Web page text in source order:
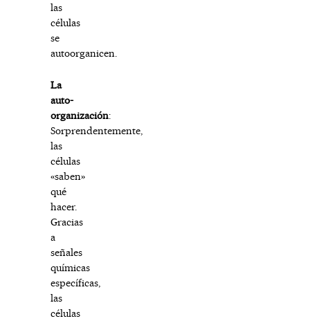
las
células
se
autoorganicen.
La
auto-
organización:
Sorprendentemente,
las
células
«saben»
qué
hacer.
Gracias
a
señales
químicas
específicas,
las
células